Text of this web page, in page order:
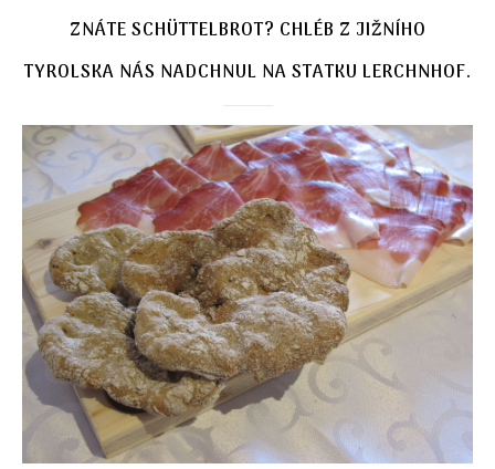
ZNÁTE SCHÜTTELBROT? CHLÉB Z JIŽNÍHO
TYROLSKA NÁS NADCHNUL NA STATKU LERCHNHOF.